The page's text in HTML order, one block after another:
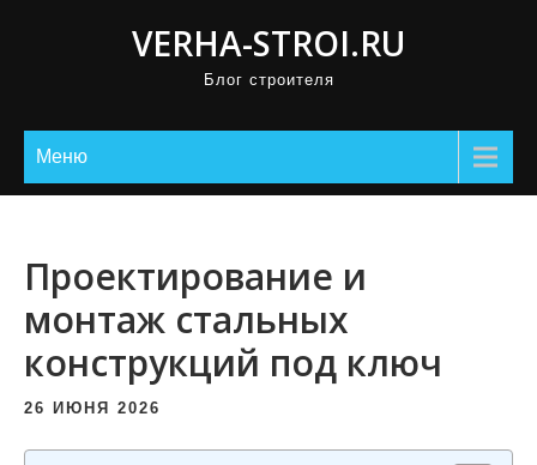
VERHA-STROI.RU
Блог строителя
Меню
Проектирование и
монтаж стальных
конструкций под ключ
26 ИЮНЯ 2026